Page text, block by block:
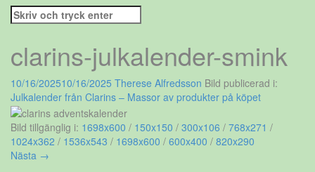
Sök
efter:
clarins-julkalender-smink
10/16/202510/16/2025 Therese Alfredsson Bild publicerad i:
Julkalender från Clarins – Massor av produkter på köpet
Bild tillgänglig i: 1698x600 / 150x150 / 300x106 / 768x271 /
1024x362 / 1536x543 / 1698x600 / 600x400 / 820x290
Nästa →